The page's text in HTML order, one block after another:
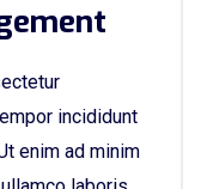
incididunt
enim ad minim